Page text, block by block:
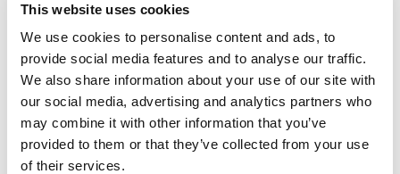
This website uses cookies
We use cookies to personalise content and ads, to
provide social media features and to analyse our traffic.
We also share information about your use of our site with
our social media, advertising and analytics partners who
may combine it with other information that you’ve
provided to them or that they’ve collected from your use
of their services.
Otros eventos que te sugerimos